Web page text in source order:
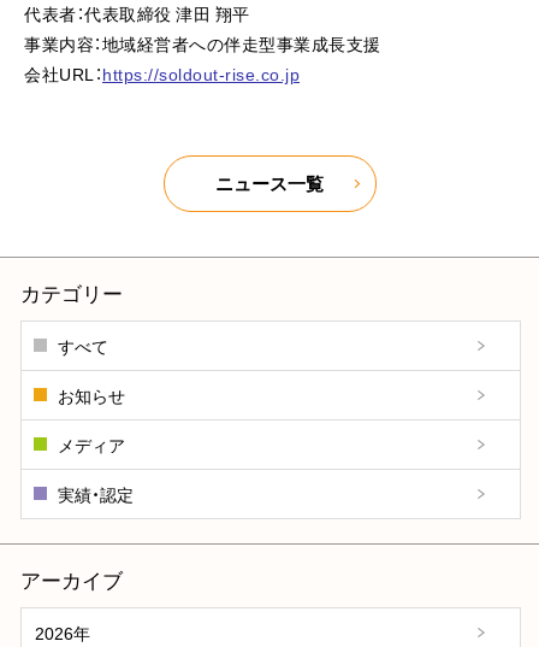
代表者：代表取締役 津田 翔平
事業内容：地域経営者への伴走型事業成長支援
会社URL：https://soldout-rise.co.jp
ニュース一覧
カテゴリー
すべて
お知らせ
メディア
実績・認定
アーカイブ
2026年